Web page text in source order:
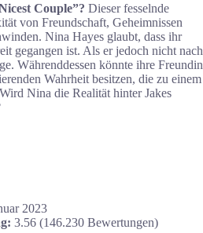
Couple”? Dieser fesselnde
von Freundschaft, Geheimnissen
Nina Hayes glaubt, dass ihr
gegangen ist. Als er jedoch nicht nach
Währenddessen könnte ihre Freundin
Wahrheit besitzen, die zu einem
Nina die Realität hinter Jakes
2023
3.56 (146.230 Bewertungen)